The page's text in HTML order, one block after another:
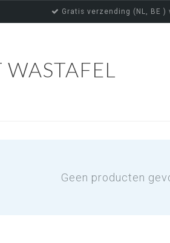
Gratis verzending (NL, BE )
Geen producten